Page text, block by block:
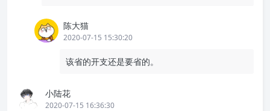
陈大猫
2020-07-15 15:30:20
该省的开支还是要省的。
小陆花
2020-07-15 16:36:30